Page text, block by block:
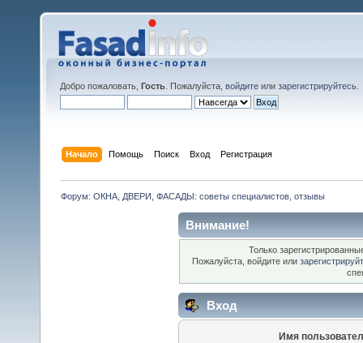
Добро пожаловать, Гость . Пожалуйста, войдите или зарегистрируйтесь
Начало Помощь Поиск Вход Регистрация
Форум: ОКНА, ДВЕРИ, ФАСАДЫ: советы специалистов, отзывы
Внимание!
Только
Пожалуйста, войдите или
Вход
Имя